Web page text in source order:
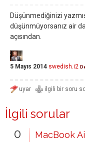
Düşünmediğinizi
düşünmüyorsanız air
açısından.
5 Mayıs 2014 swedish.i2
İlgili sorular
0
MacBook